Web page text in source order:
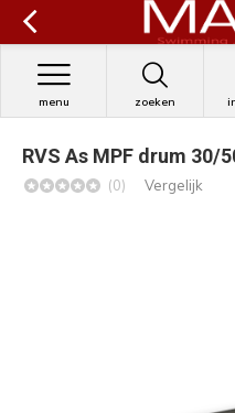
zoeken
menu
RVS As MPF drum 30/
(0) Vergelijk